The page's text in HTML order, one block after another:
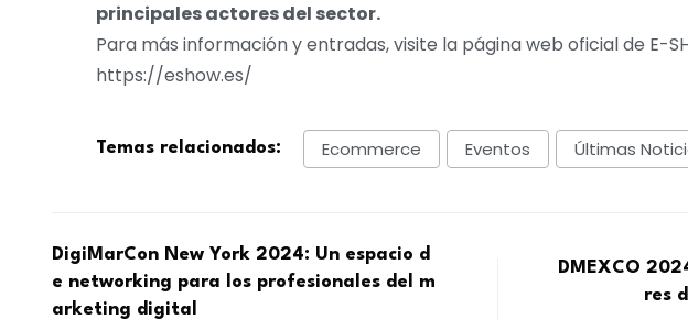
principales actores del sector.
Para más información y entradas, visite la página web oficial de E-
https://eshow.es/
Temas relacionados: Ecommerce Eventos Últimas
DigiMarCon New York 2024: Un espacio d
e networking para los profesionales del m
arketing digital
DMEXCO
res